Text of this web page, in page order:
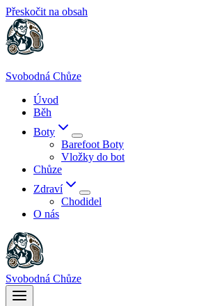
Přeskočit na obsah
Svobodná Chůze
Úvod
Běh
Boty
Barefoot Boty
Vložky do bot
Chůze
Zdraví
Chodidel
O nás
Svobodná Chůze